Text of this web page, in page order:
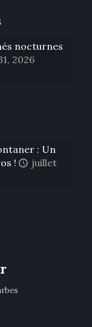
nocturnes
2026
: Un
!
juillet